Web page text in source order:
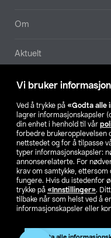
Vi bruker
Ved å trykke på «Godta alle
lagrer informasjonskapsler
din enhet i henhold til vår
forbedre brukeropplevelsen
nettstedet og for å tilpasse
typer informasjonskapsler:
annonserelaterte. For
krav om samtykke,
fungere. Hvis du istedenfor
trykke på «Innstillinger».
tilbake når som helst ved å
informasjonskapsler eller
Om
Aktuelt
Våre selskaper
Endre